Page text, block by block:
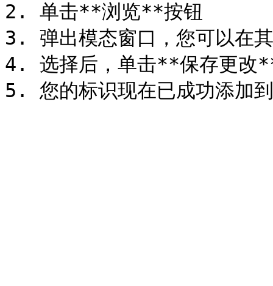
2. 单击**浏览**按钮
3. 弹出模态窗口，您可以在
4. 选择后，单击**保存更改